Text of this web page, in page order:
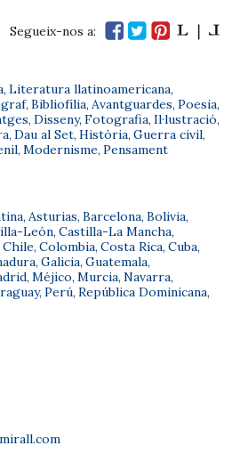
Segueix-nos a:
, Literatura llatinoamericana,
, Bibliofília, Avantguardes, Poesia,
, Disseny, Fotografia, Il·lustració,
, Dau al Set, Història, Guerra civil,
, Modernisme, Pensament
, Asturias, Barcelona, Bolivia,
León, Castilla-La Mancha,
Chile, Colombia, Costa Rica, Cuba,
, Galicia, Guatemala,
, Méjico, Murcia, Navarra,
, Perú, República Dominicana,